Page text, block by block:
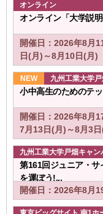
オンライン
オンライン「大学説
開催日：2026年8月
日(月)～8月10日(月)
九州工業大学
小中高生のためのテ
開催日：2026年8月
7月13日(月)～8月3
九州工業大学戸畑キャン
第161回ジュニア・サ
を運ぼう!...
開催日：2026年8月